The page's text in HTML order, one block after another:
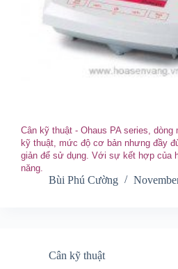
Cân kỹ thuật - Ohaus PA series ,
kỹ thuật, mức độ cơ bản nhưng đầy
giản để sử dụng. Với sự kết hợp của
năng .
Bùi Phú Cường
Cân kỹ thuật